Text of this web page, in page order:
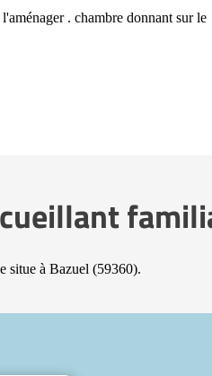
. chambre donnant sur le
situe à Bazuel (59360).